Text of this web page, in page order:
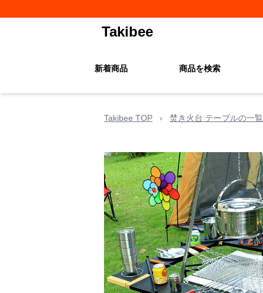
Takibee
新着商品 商品を検索
Takibee TOP › 焚き火台 テーブルの一覧